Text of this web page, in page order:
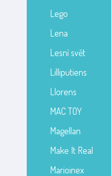
Lego
Lena
Lesní svět
Lilliputiens
Llorens
MAC TOY
Magellan
Make It Real
Marioinex